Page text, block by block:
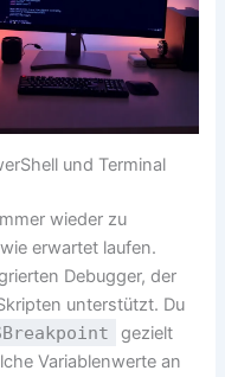
und Terminal
wieder zu
erwartet laufen.
Debugger, der
unterstützt. Du
gezielt
Variablenwerte an